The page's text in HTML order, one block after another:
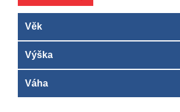
Věk
Výška
Váha